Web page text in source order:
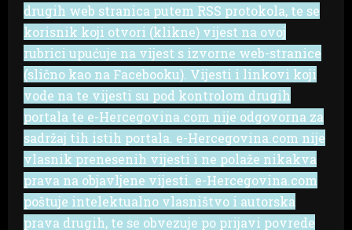
drugih web stranica putem RSS protokola, te se
korisnik koji otvori (klikne) vijest na ovoj
rubrici upućuje na vijest s izvorne web-stranice
(slično kao na Facebooku). Vijesti i linkovi koji
vode na te vijesti su pod kontrolom drugih
portala te e-Hercegovina.com nije odgovorna za
sadržaj tih istih portala. e-Hercegovina.com nije
vlasnik prenesenih vijesti i ne polaže nikakva
prava na objavljene vijesti. e-Hercegovina.com
poštuje intelektualno vlasništvo i autorska
prava drugih, te se obvezuje po prijavi povrede